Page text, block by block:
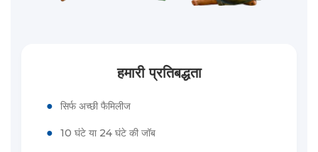
हमारी प्रतिबद्धता
● सिर्फ अच्छी फैमिलीज
● 10 घंटे या 24 घंटे की जॉब